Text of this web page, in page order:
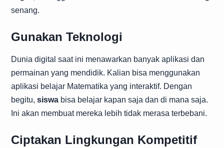
senang.
Gunakan Teknologi
Dunia digital saat ini menawarkan banyak aplikasi dan
permainan yang mendidik. Kalian bisa menggunakan
aplikasi belajar Matematika yang interaktif. Dengan
begitu, siswa bisa belajar kapan saja dan di mana saja.
Ini akan membuat mereka lebih tidak merasa terbebani.
Ciptakan Lingkungan Kompetitif